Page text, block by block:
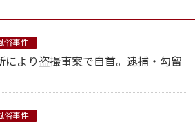
俗事件
により盗撮事案で自首。逮捕・勾留
俗事件